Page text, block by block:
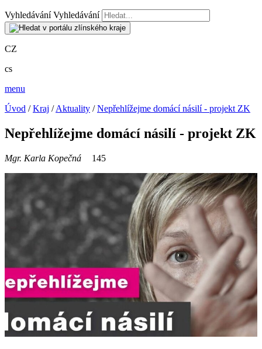
Vyhledávání Vyhledávání
CZ
cs
menu
Úvod /Kraj /Aktuality /Nepřehlížejme domácí násilí - projekt ZK
Nepřehlížejme domácí násilí - projekt ZK
Mgr. Karla Kopečná 145